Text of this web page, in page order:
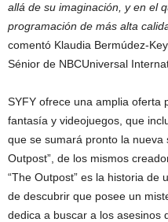
allá de su imaginación, y en el
programación de más alta
comentó Klaudia Bermúdez-
Sénior de NBCUniversal
SYFY ofrece una amplia oferta
fantasía y videojuegos, que
que se sumará pronto la
Outpost”, de los mismos
“The Outpost” es la historia
de descubrir que posee un
dedica a buscar a los asesinos